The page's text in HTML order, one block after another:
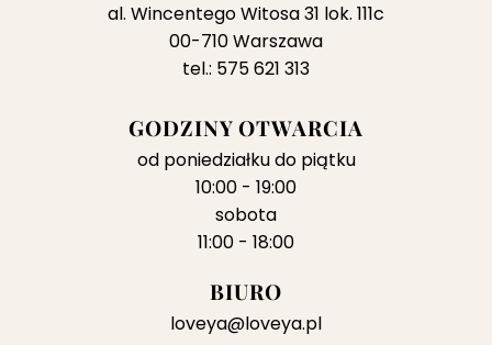
al. Wincentego Witosa 31 lok. 111c
00-710 Warszawa
tel.: 575 621 313
GODZINY OTWARCIA
od poniedziałku do piątku
10:00 - 19:00
sobota
11:00 - 18:00
BIURO
loveya@loveya.pl